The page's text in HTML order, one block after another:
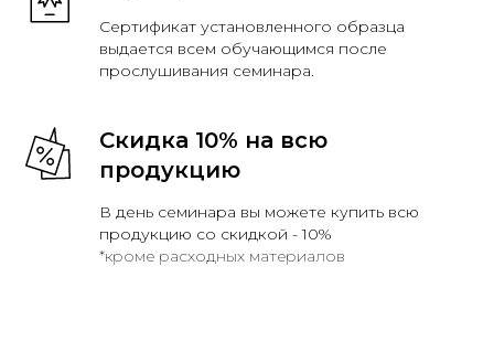
Сертификат установленного образца
выдается всем обучающимся после
прослушивания семинара.
Скидка 10% на всю
продукцию
В день семинара вы можете купить всю
продукцию со скидкой - 10%
*кроме расходных материалов